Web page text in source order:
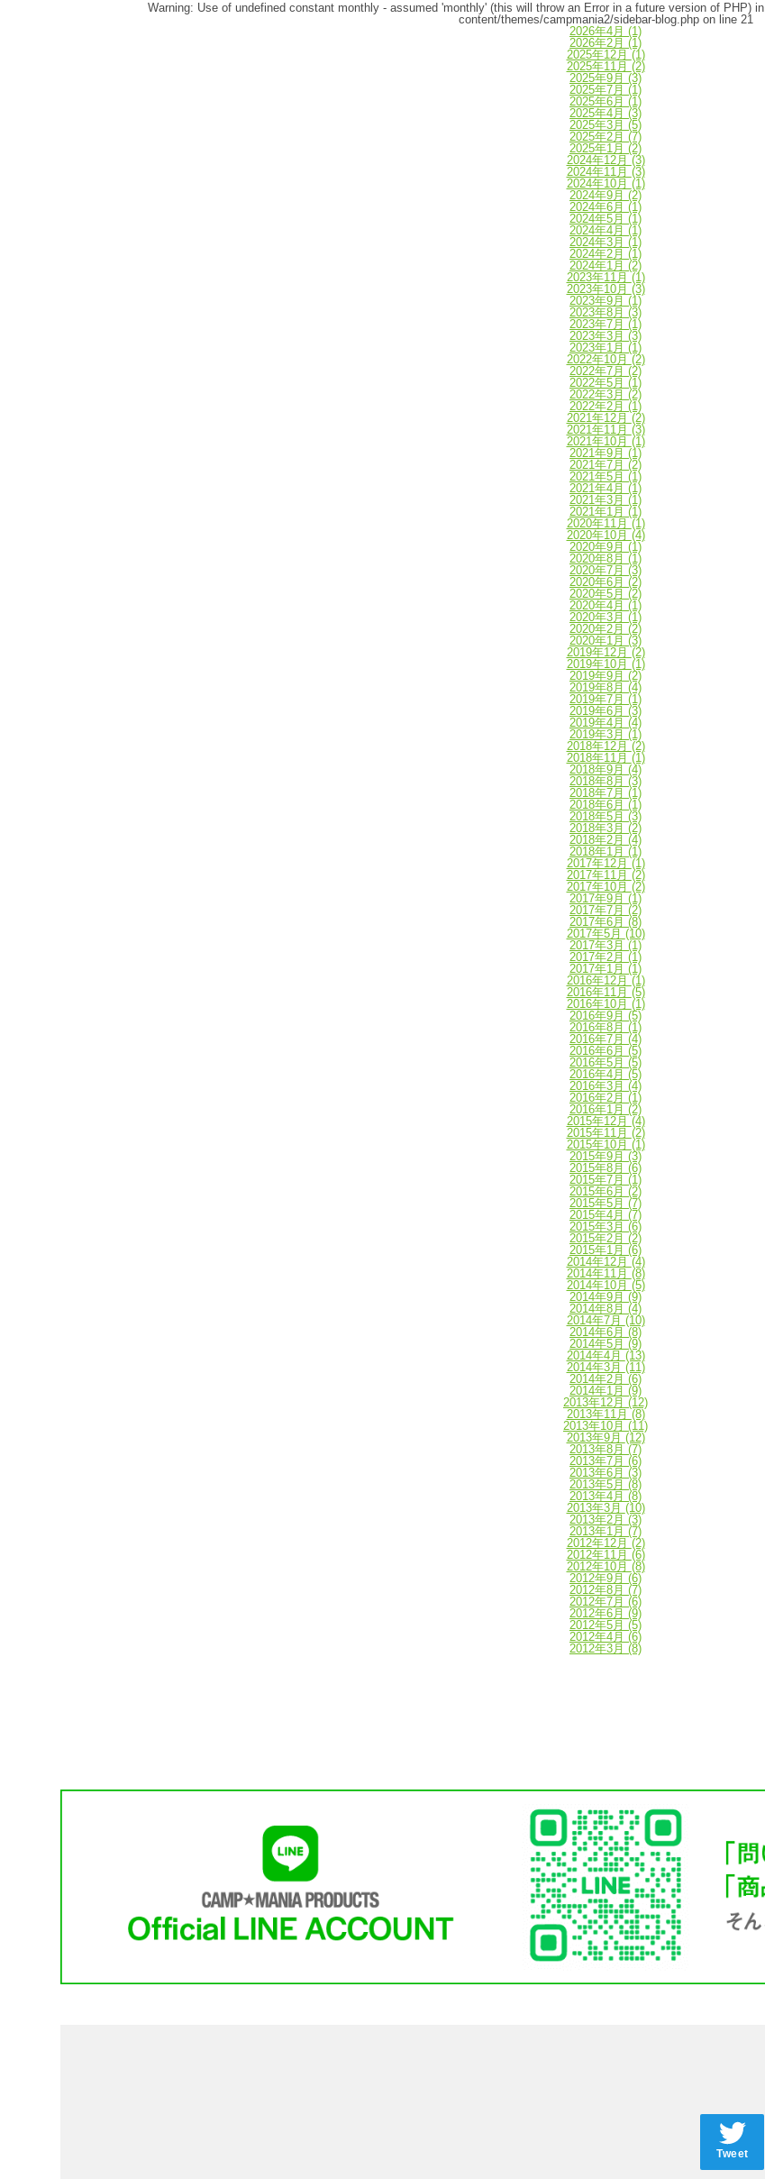
Warning: Use of undefined constant monthly - assumed 'monthly' (this will throw an Error in a future version of PHP) in
content/themes/campmania2/sidebar-blog.phpon line 21
2026年4月 (1)
2026年2月 (1)
2025年12月 (1)
2025年11月 (2)
2025年9月 (3)
2025年7月 (1)
2025年6月 (1)
2025年4月 (3)
2025年3月 (5)
2025年2月 (7)
2025年1月 (2)
2024年12月 (3)
2024年11月 (3)
2024年10月 (1)
2024年9月 (2)
2024年6月 (1)
2024年5月 (1)
2024年4月 (1)
2024年3月 (1)
2024年2月 (1)
2024年1月 (2)
2023年11月 (1)
2023年10月 (3)
2023年9月 (1)
2023年8月 (3)
2023年7月 (1)
2023年3月 (3)
2023年1月 (1)
2022年10月 (2)
2022年7月 (2)
2022年5月 (1)
2022年3月 (2)
2022年2月 (1)
2021年12月 (2)
2021年11月 (3)
2021年10月 (1)
2021年9月 (1)
2021年7月 (2)
2021年5月 (1)
2021年4月 (1)
2021年3月 (1)
2021年1月 (1)
2020年11月 (1)
2020年10月 (4)
2020年9月 (1)
2020年8月 (1)
2020年7月 (3)
2020年6月 (2)
2020年5月 (2)
2020年4月 (1)
2020年3月 (1)
2020年2月 (2)
2020年1月 (3)
2019年12月 (2)
2019年10月 (1)
2019年9月 (2)
2019年8月 (4)
2019年7月 (1)
2019年6月 (3)
2019年4月 (4)
2019年3月 (1)
2018年12月 (2)
2018年11月 (1)
2018年9月 (4)
2018年8月 (3)
2018年7月 (1)
2018年6月 (1)
2018年5月 (3)
2018年3月 (2)
2018年2月 (4)
2018年1月 (1)
2017年12月 (1)
2017年11月 (2)
2017年10月 (2)
2017年9月 (1)
2017年7月 (2)
2017年6月 (8)
2017年5月 (10)
2017年3月 (1)
2017年2月 (1)
2017年1月 (1)
2016年12月 (1)
2016年11月 (5)
2016年10月 (1)
2016年9月 (5)
2016年8月 (1)
2016年7月 (4)
2016年6月 (5)
2016年5月 (5)
2016年4月 (5)
2016年3月 (4)
2016年2月 (1)
2016年1月 (2)
2015年12月 (4)
2015年11月 (2)
2015年10月 (1)
2015年9月 (3)
2015年8月 (6)
2015年7月 (1)
2015年6月 (2)
2015年5月 (7)
2015年4月 (7)
2015年3月 (6)
2015年2月 (2)
2015年1月 (6)
2014年12月 (4)
2014年11月 (8)
2014年10月 (5)
2014年9月 (9)
2014年8月 (4)
2014年7月 (10)
2014年6月 (8)
2014年5月 (9)
2014年4月 (13)
2014年3月 (11)
2014年2月 (6)
2014年1月 (9)
2013年12月 (12)
2013年11月 (8)
2013年10月 (11)
2013年9月 (12)
2013年8月 (7)
2013年7月 (6)
2013年6月 (3)
2013年5月 (8)
2013年4月 (8)
2013年3月 (10)
2013年2月 (3)
2013年1月 (7)
2012年12月 (2)
2012年11月 (6)
2012年10月 (8)
2012年9月 (6)
2012年8月 (7)
2012年7月 (6)
2012年6月 (9)
2012年5月 (5)
2012年4月 (6)
2012年3月 (8)
Tweet